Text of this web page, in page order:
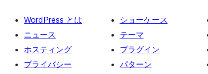
WordPress とは
ニュース
ホスティング
プライバシー
ショーケース
テーマ
プラグイン
パターン